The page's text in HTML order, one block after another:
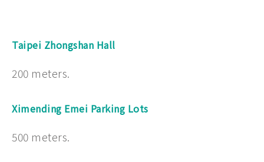
Taipei Zhongshan Hall
200 meters.
Ximending Emei Parking Lots
500 meters.